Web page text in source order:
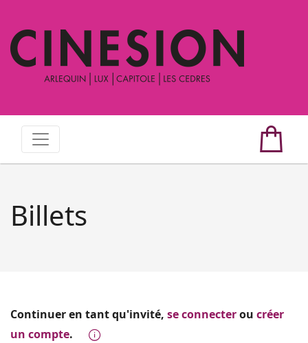
Billets
Continuer en tant qu'invité, se connecterou créer
un compte.